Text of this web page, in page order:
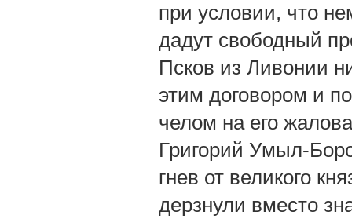
при условии, что
дадут свободный
Псков из Ливонии
этим договором и
челом на его
Григорий Умыл-
гнев от великого
дерзнули вместо